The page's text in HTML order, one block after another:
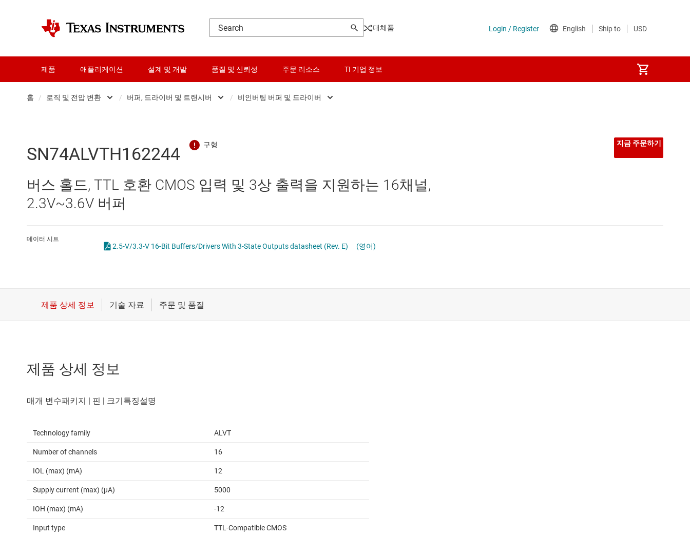
대체품
제품 애플리케이션 설계 및 개발 품질 및 신뢰성 주문 리소스 TI 기업 정보
홈 / 로직 및 전압 변환
데이터 컨버터
로직 및 전압 변환
배터리 관리 IC
인터페이스
/ 버퍼, 드라이버 및 트랜시버
구성 가능 및 프로그래머블 로직 IC
버퍼, 드라이버 및 트랜시버
/ 비인버팅 버퍼 및 드라이버
SN74ALVTH162244
버스 홀드, TTL 호환 CMOS 입력 및 3상 출력을 지원하는 16채널,
2.3V~3.6V 버퍼
지금 주문하기
데이터 시트
2.5-V/3.3-V 16-Bit Buffers/Drivers With 3-State Outputs datasheet (Rev. E) (영어)
제품 상세 정보
Technology family ALVT
Number of channels 16
IOL (max) (mA) 12
Supply current (max) (µA) 5000
IOH (max) (mA) -12
Input type TTL-Compatible CMOS